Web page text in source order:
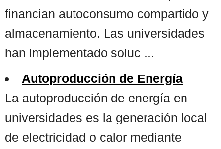
financian autoconsumo compartido y
almacenamiento. Las universidades
han implementado soluc ...
Autoproducción de Energía
La autoproducción de energía en
universidades es la generación local
de electricidad o calor mediante